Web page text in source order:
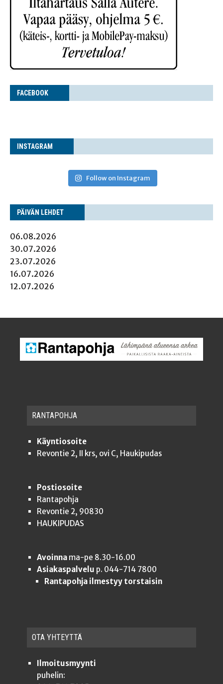
FACE­BOOK
INS­TA­GRAM
Follow on Instagram
PÄI­VÄN LEHDET
06.08.2026
30.07.2026
23.07.2026
16.07.2026
12.07.2026
RAN­TA­POH­JA
Käyntiosoite
Revontie 2, II krs, ovi C, Haukipudas
Postiosoite
Rantapohja
Revontie 2, 90830
HAUKIPUDAS
Avoinnama-pe 8.30-16.00
Asiakaspalvelu p. 044-714 7800
Rantapohja ilmestyy torstaisin
OTA YHTEYT­TÄ
Ilmoitusmyynti
puhelin: